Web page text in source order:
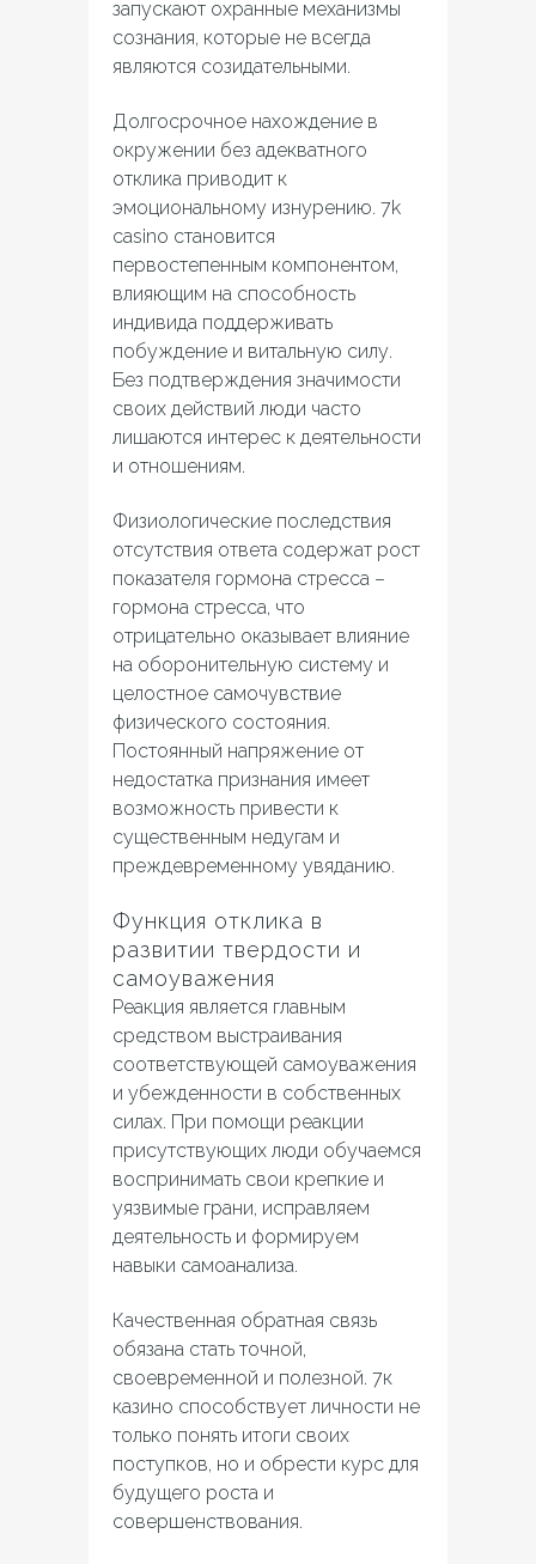
запускают охранные механизмы
сознания, которые не всегда
являются созидательными.
Долгосрочное нахождение в
окружении без адекватного
отклика приводит к
эмоциональному изнурению. 7k
casino становится
первостепенным компонентом,
влияющим на способность
индивида поддерживать
побуждение и витальную силу.
Без подтверждения значимости
своих действий люди часто
лишаются интерес к деятельности
и отношениям.
Физиологические последствия
отсутствия ответа содержат рост
показателя гормона стресса –
гормона стресса, что
отрицательно оказывает влияние
на оборонительную систему и
целостное самочувствие
физического состояния.
Постоянный напряжение от
недостатка признания имеет
возможность привести к
существенным недугам и
преждевременному увяданию.
Функция отклика в
развитии твердости и
самоуважения
Реакция является главным
средством выстраивания
соответствующей самоуважения
и убежденности в собственных
силах. При помощи реакции
присутствующих люди обучаемся
воспринимать свои крепкие и
уязвимые грани, исправляем
деятельность и формируем
навыки самоанализа.
Качественная обратная связь
обязана стать точной,
своевременной и полезной. 7к
казино способствует личности не
только понять итоги своих
поступков, но и обрести курс для
будущего роста и
совершенствования.